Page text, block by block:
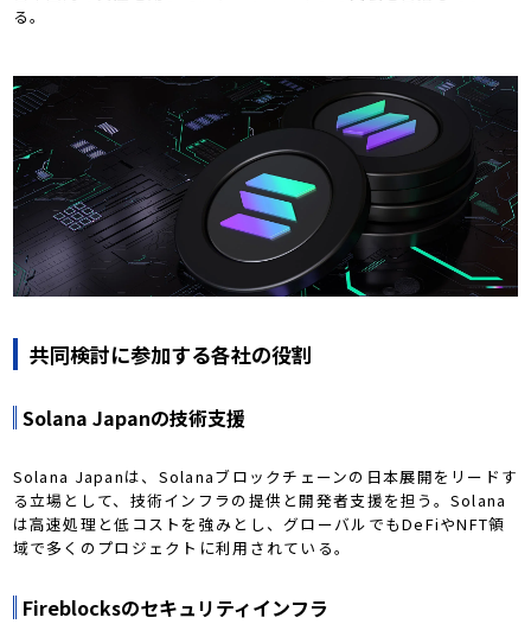
る。
共同検討に参加する各社の役割
Solana Japanの技術支援
Solana Japanは、Solanaブロックチェーンの日本展開をリードす
る立場として、技術インフラの提供と開発者支援を担う。Solana
は高速処理と低コストを強みとし、グローバルでもDeFiやNFT領
域で多くのプロジェクトに利用されている。
Fireblocksのセキュリティインフラ